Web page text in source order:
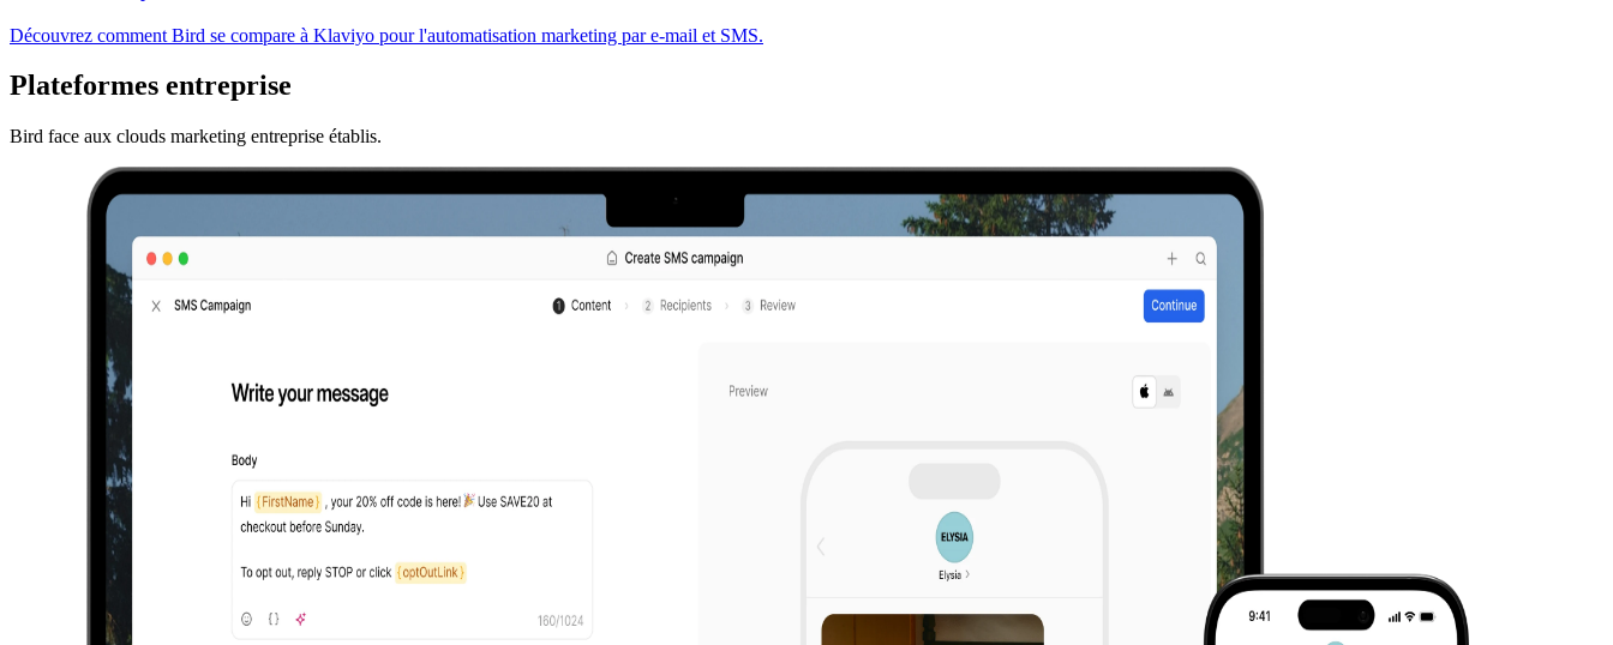
Découvrez comment Bird se compare à Klaviyo pour l'automatisation marketing par e-mail et SMS.
Plateformes entreprise
Bird face aux clouds marketing entreprise établis.